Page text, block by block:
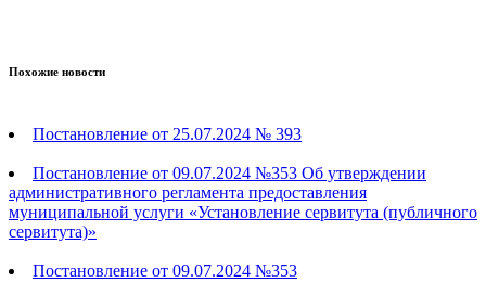
Похожие новости
Постановление от 25.07.2024 № 393
Постановление от 09.07.2024 №353 Об утверждении
административного регламента предоставления
муниципальной услуги «Установление сервитута (публичного
сервитута)»
Постановление от 09.07.2024 №353